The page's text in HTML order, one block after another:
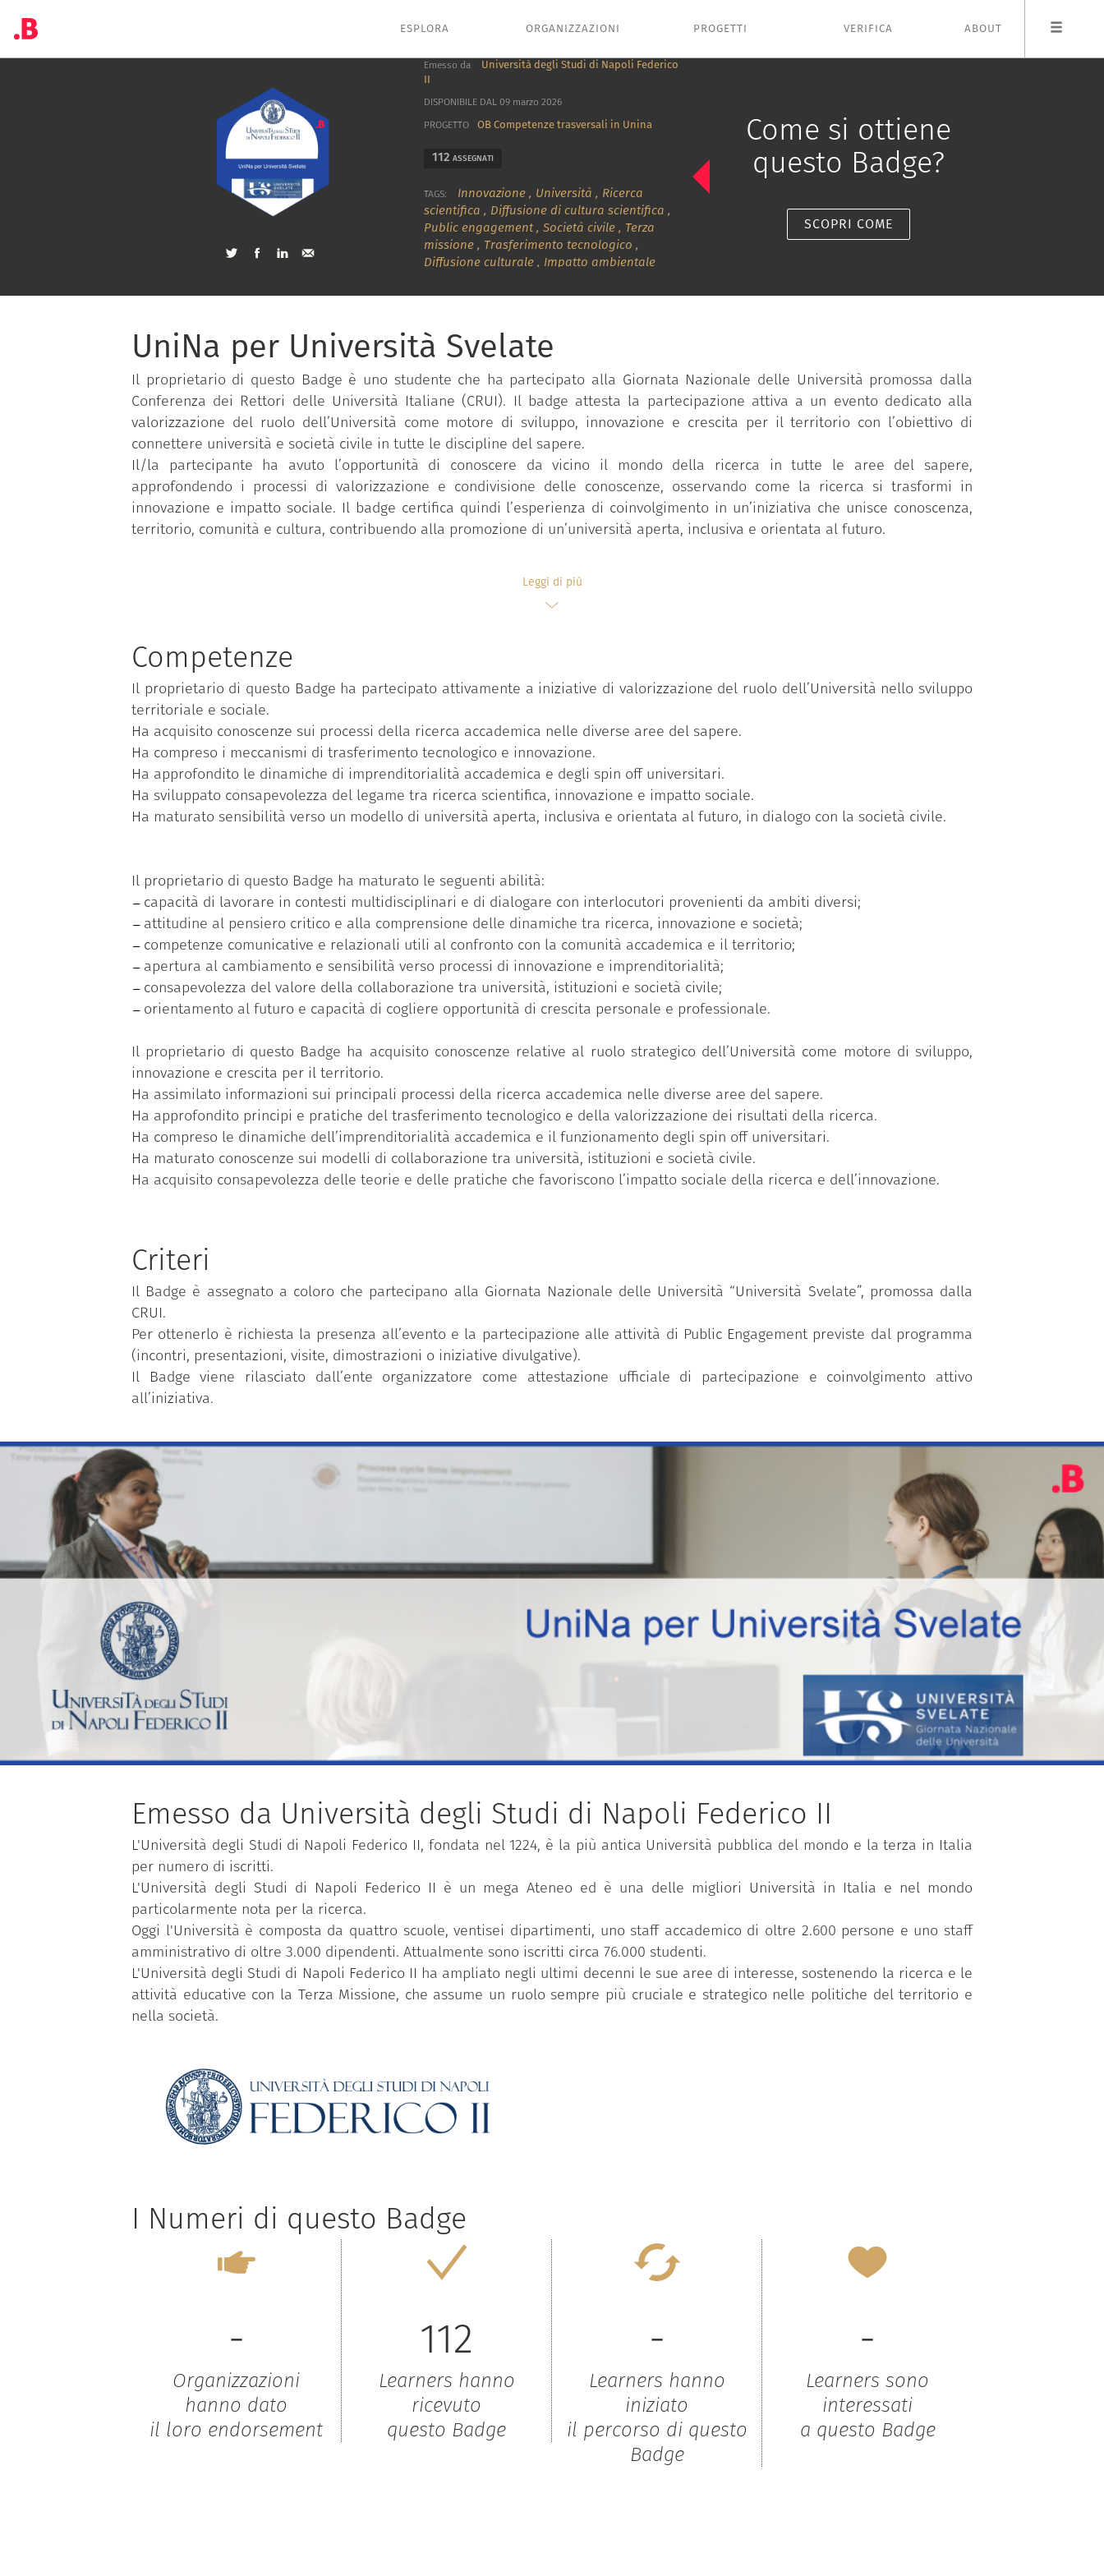
ESPLORA ORGANIZZAZIONI PROGETTI VERIFICA ABOUT
Emesso da
Università degli Studi di Napoli Federico
II
DISPONIBILE DAL 09 marzo 2026
PROGETTO
OB Competenze trasversali in Unina
112 ASSEGNATI
TAGS: Innovazione , Università , Ricerca
scientifica , Diffusione di cultura scientifica ,
Public engagement ,Società civile , Terza
missione , Trasferimento tecnologico ,
Diffusione culturale , Impatto ambientale
Come si ottiene
questo Badge?
SCOPRI COME
UniNa per Università Svelate
Il proprietario di questo Badge è uno studente che ha partecipato alla Giornata Nazionale delle Università promossa dalla
Conferenza dei Rettori delle Università Italiane (CRUI). Il badge attesta la partecipazione attiva a un evento dedicato alla
valorizzazione del ruolo dell’Università come motore di sviluppo, innovazione e crescita per il territorio con l’obiettivo di
connettere università e società civile in tutte le discipline del sapere.
Il/la partecipante ha avuto l’opportunità di conoscere da vicino il mondo della ricerca in tutte le aree del sapere,
approfondendo i processi di valorizzazione e condivisione delle conoscenze, osservando come la ricerca si trasformi in
innovazione e impatto sociale. Il badge certifica quindi l’esperienza di coinvolgimento in un’iniziativa che unisce conoscenza,
territorio, comunità e cultura, contribuendo alla promozione di un’università aperta, inclusiva e orientata al futuro.
Leggi di più
Competenze
Il proprietario di questo Badge ha partecipato attivamente a iniziative di valorizzazione del ruolo dell’Università nello sviluppo
territoriale e sociale.
Ha acquisito conoscenze sui processi della ricerca accademica nelle diverse aree del sapere.
Ha compreso i meccanismi di trasferimento tecnologico e innovazione.
Ha approfondito le dinamiche di imprenditorialità accademica e degli spin off universitari.
Ha sviluppato consapevolezza del legame tra ricerca scientifica, innovazione e impatto sociale.
Ha maturato sensibilità verso un modello di università aperta, inclusiva e orientata al futuro, in dialogo con la società civile.
Il proprietario di questo Badge ha maturato le seguenti abilità:
capacità di lavorare in contesti multidisciplinari e di dialogare con interlocutori provenienti da ambiti diversi;
attitudine al pensiero critico e alla comprensione delle dinamiche tra ricerca, innovazione e società;
competenze comunicative e relazionali utili al confronto con la comunità accademica e il territorio;
apertura al cambiamento e sensibilità verso processi di innovazione e imprenditorialità;
consapevolezza del valore della collaborazione tra università, istituzioni e società civile;
orientamento al futuro e capacità di cogliere opportunità di crescita personale e professionale.
Il proprietario di questo Badge ha acquisito conoscenze relative al ruolo strategico dell’Università come motore di sviluppo,
innovazione e crescita per il territorio.
Ha assimilato informazioni sui principali processi della ricerca accademica nelle diverse aree del sapere.
Ha approfondito principi e pratiche del trasferimento tecnologico e della valorizzazione dei risultati della ricerca.
Ha compreso le dinamiche dell’imprenditorialità accademica e il funzionamento degli spin off universitari.
Ha maturato conoscenze sui modelli di collaborazione tra università, istituzioni e società civile.
Ha acquisito consapevolezza delle teorie e delle pratiche che favoriscono l’impatto sociale della ricerca e dell’innovazione.
Criteri
Il Badge è assegnato a coloro che partecipano alla Giornata Nazionale delle Università “Università Svelate”, promossa dalla
CRUI.
Per ottenerlo è richiesta la presenza all’evento e la partecipazione alle attività di Public Engagement previste dal programma
(incontri, presentazioni, visite, dimostrazioni o iniziative divulgative).
Il Badge viene rilasciato dall’ente organizzatore come attestazione ufficiale di partecipazione e coinvolgimento attivo
all’iniziativa.
Emesso da Università degli Studi di Napoli Federico II
L'Università degli Studi di Napoli Federico II, fondata nel 1224, è la più antica Università pubblica del mondo e la terza in Italia
per numero di iscritti.
L'Università degli Studi di Napoli Federico II è un mega Ateneo ed è una delle migliori Università in Italia e nel mondo
particolarmente nota per la ricerca.
Oggi l'Università è composta da quattro scuole, ventisei dipartimenti, uno staff accademico di oltre 2.600 persone e uno staff
amministrativo di oltre 3.000 dipendenti. Attualmente sono iscritti circa 76.000 studenti.
L'Università degli Studi di Napoli Federico II ha ampliato negli ultimi decenni le sue aree di interesse, sostenendo la ricerca e le
attività educative con la Terza Missione, che assume un ruolo sempre più cruciale e strategico nelle politiche del territorio e
nella società.
I Numeri di questo Badge
-
Organizzazioni
hanno dato
il loro endorsement
112
Learners hanno
ricevuto
questo Badge
-
Learners hanno
iniziato
il percorso di questo
Badge
-
Learners sono
interessati
a questo Badge